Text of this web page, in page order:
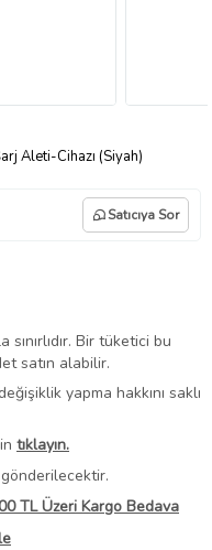
Aleti-Cihazı (Siyah)
Satıcıya Sor
Bir tüketici bu
satın alabilir.
yapma hakkını saklı
tıklayın.
TL Üzeri Kargo Bedava